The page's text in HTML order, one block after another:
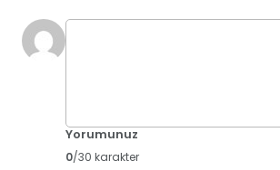
Yorumunuz
0/30 karakter